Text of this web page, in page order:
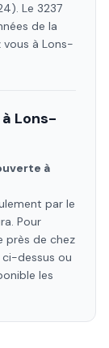
Le 3237
de la
à Lons-
Lons-
à
par le
. Pour
près de chez
dessus ou
les